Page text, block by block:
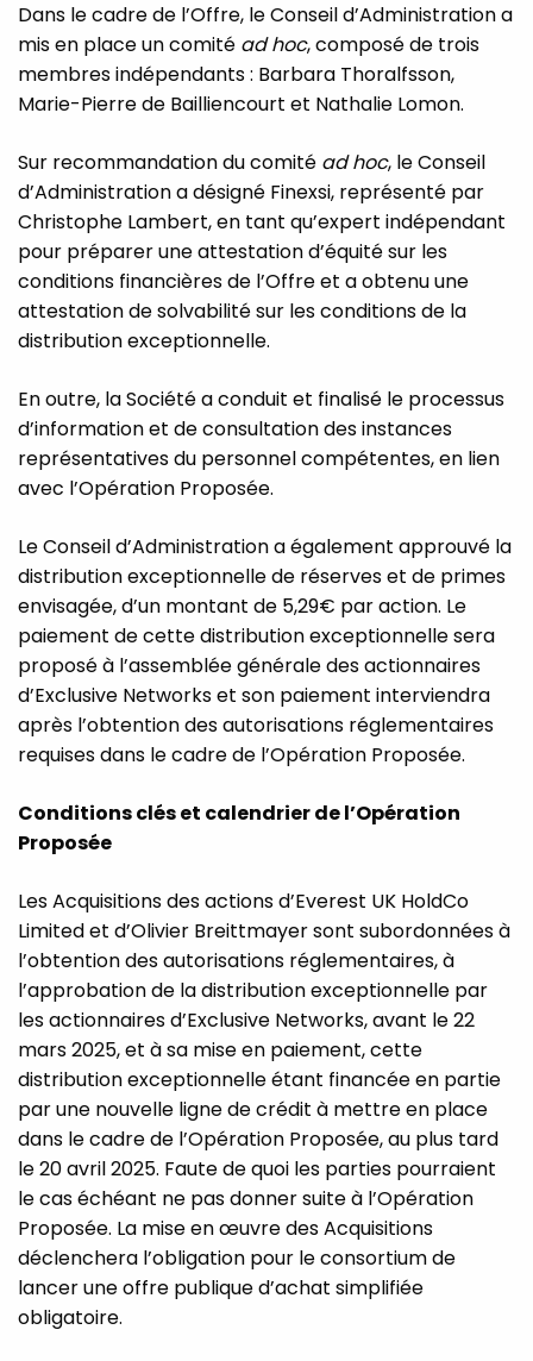
Dans le cadre de l’Offre, le Conseil d’Administration a
mis en place un comité ad hoc, composé de trois
membres indépendants : Barbara Thoralfsson,
Marie-Pierre de Bailliencourt et Nathalie Lomon.
Sur recommandation du comité ad hoc, le Conseil
d’Administration a désigné Finexsi, représenté par
Christophe Lambert, en tant qu’expert indépendant
pour préparer une attestation d’équité sur les
conditions financières de l’Offre et a obtenu une
attestation de solvabilité sur les conditions de la
distribution exceptionnelle.
En outre, la Société a conduit et finalisé le processus
d’information et de consultation des instances
représentatives du personnel compétentes, en lien
avec l’Opération Proposée.
Le Conseil d’Administration a également approuvé la
distribution exceptionnelle de réserves et de primes
envisagée, d’un montant de 5,29€ par action. Le
paiement de cette distribution exceptionnelle sera
proposé à l’assemblée générale des actionnaires
d’Exclusive Networks et son paiement interviendra
après l’obtention des autorisations réglementaires
requises dans le cadre de l’Opération Proposée.
Conditions clés et calendrier de l’Opération
Proposée
Les Acquisitions des actions d’Everest UK HoldCo
Limited et d’Olivier Breittmayer sont subordonnées à
l’obtention des autorisations réglementaires, à
l’approbation de la distribution exceptionnelle par
les actionnaires d’Exclusive Networks, avant le 22
mars 2025, et à sa mise en paiement, cette
distribution exceptionnelle étant financée en partie
par une nouvelle ligne de crédit à mettre en place
dans le cadre de l’Opération Proposée, au plus tard
le 20 avril 2025. Faute de quoi les parties pourraient
le cas échéant ne pas donner suite à l’Opération
Proposée. La mise en œuvre des Acquisitions
déclenchera l’obligation pour le consortium de
lancer une offre publique d’achat simplifiée
obligatoire.